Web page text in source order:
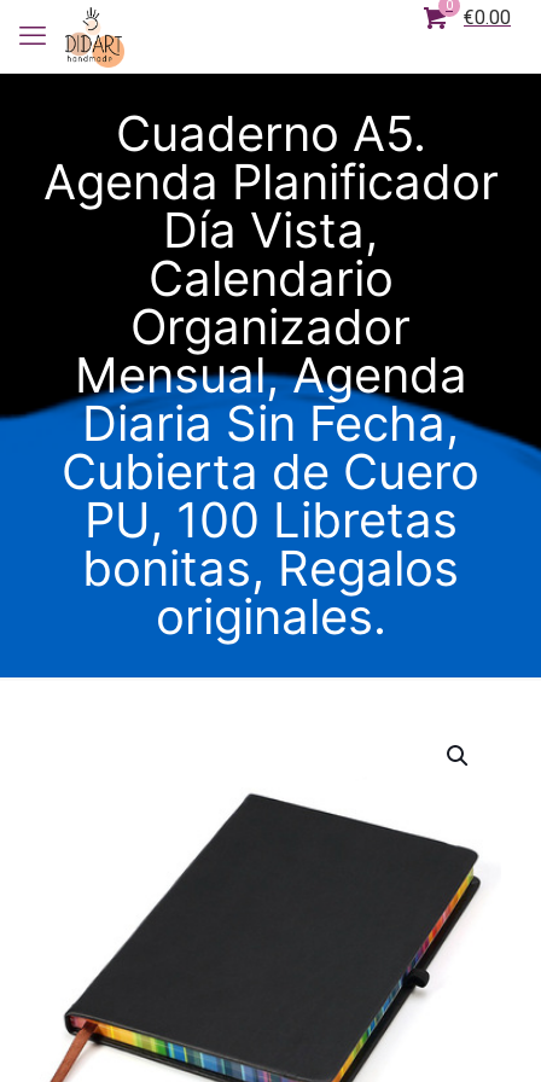
0
€0.00
Cuaderno A5.
Agenda Planificador
Día Vista,
Calendario
Organizador
Mensual, Agenda
Diaria Sin Fecha,
Cubierta de Cuero
PU, 100 Libretas
bonitas, Regalos
originales.